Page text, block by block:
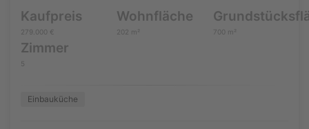
Kaufpreis
279.000 €
Wohnfläche
202 m² 700 m²
Zimmer
5
Einbauküche